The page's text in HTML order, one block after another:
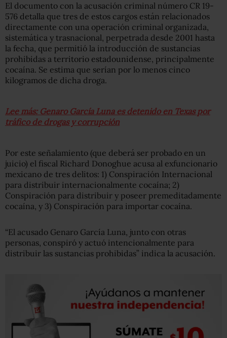
El documento con la acusación criminal número CR 19-
576 detalla que tres de estos cargos están relacionados
directamente con una operación criminal organizada,
sistemática y trasnacional, perpetrada desde 2001 hasta
la fecha, que permitió la introducción de sustancias
prohibidas a territorio estadounidense, principalmente
cocaína. Se estima que serían por lo menos cinco
kilogramos de dicha droga.
Lee más: Genaro García Luna es detenido en Texas por
tráfico de drogas y corrupción
Por este señalamiento (que deberá ser probado en un
juicio) el fiscal Richard Donoghue acusa al exfuncionario
mexicano de tres delitos: 1) Conspiración Internacional
para distribuir internacionalmente cocaína; 2)
Conspiración para distribuir y poseer premeditadamente
cocaína, y 3) Conspiración para importar cocaína.
“El acusado Genaro García Luna, junto con otras
personas, conspiró y actuó intencionalmente para
distribuir las sustancias prohibidas” indica la acusación.